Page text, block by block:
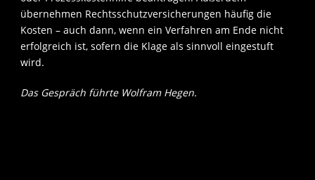
übernehmen Rechtsschutzversicherungen häufig die
Kosten – auch dann, wenn ein Verfahren am Ende nicht
erfolgreich ist, sofern die Klage als sinnvoll eingestuft
wird.
Das Gespräch führte Wolfram Hegen.